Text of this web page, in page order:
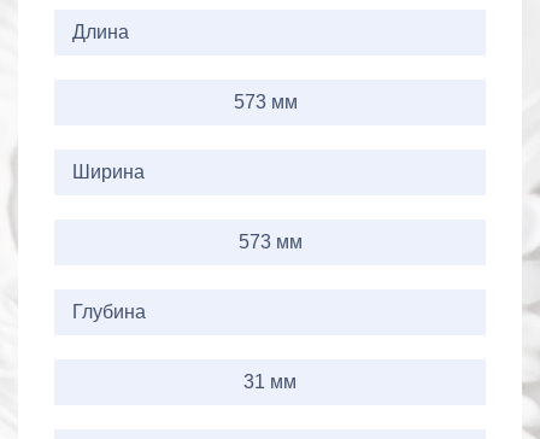
Длина
573 мм
Ширина
573 мм
Глубина
31 мм